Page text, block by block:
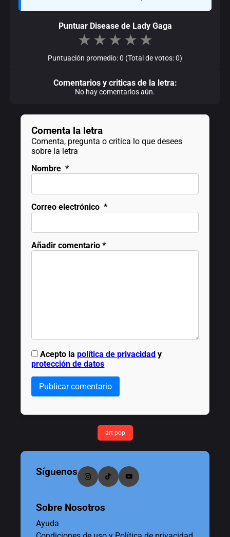
Puntuar Disease de Lady Gaga
★ ★ ★ ★ ★
Puntuación promedio: 0 (Total de votos: 0)
Comentarios y criticas de la letra:
No hay comentarios aún.
Comenta la letra
Comenta, pregunta o critica lo que desees
sobre la letra
Nombre *
Correo electrónico *
Añadir comentario *
Acepto lapolítica de privacidad y
protección de datos
Publicar comentario
art pop
Síguenos
Sobre Nosotros
Ayuda